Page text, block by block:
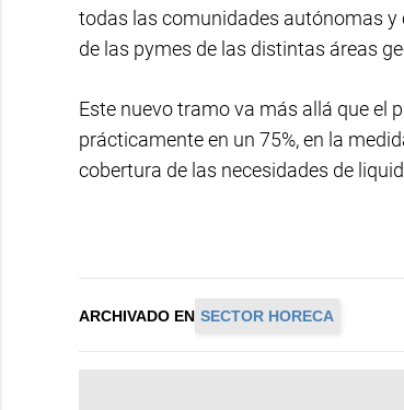
todas las comunidades autónomas
de las pymes de las distintas áreas
Este nuevo tramo va más allá que el
prácticamente en un 75%, en la
cobertura de las necesidades de
ARCHIVADO EN SECTOR HORECA